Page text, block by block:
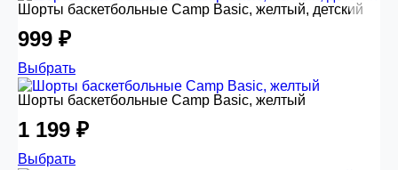
Шорты баскетбольные Camp Basic, желтый, детский
999 ₽
Выбрать
Шорты баскетбольные Camp Basic, желтый
1 199 ₽
Выбрать